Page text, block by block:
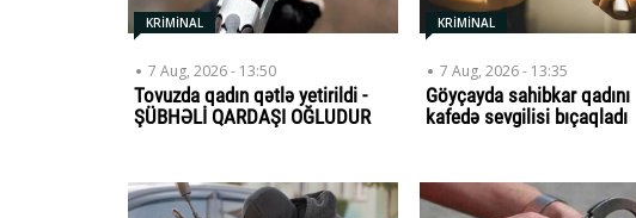
KRİMİNAL
7 Aug, 2026 - 13:50
Tovuzda qadın qətlə yetirildi -
ŞÜBHƏLİ QARDAŞI OĞLUDUR
KRİMİNAL
7 Aug, 2026 - 13:35
Göyçayda sahibkar qadını
kafedə sevgilisi bıçaqladı